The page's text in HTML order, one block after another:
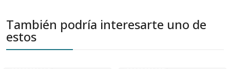
También podría interesarte uno de
estos